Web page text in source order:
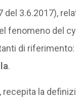
del 3.6.2017),
fenomeno del
di riferimento:
.
recepita la